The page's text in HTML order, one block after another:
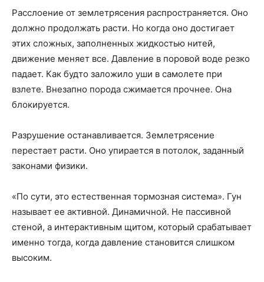
Расслоение от землетрясения распространяется. Оно
должно продолжать расти. Но когда оно достигает
этих сложных, заполненных жидкостью нитей,
движение меняет все. Давление в поровой воде резко
падает. Как будто заложило уши в самолете при
взлете. Внезапно порода сжимается прочнее. Она
блокируется.
Разрушение останавливается. Землетрясение
перестает расти. Оно упирается в потолок, заданный
законами физики.
«По сути, это естественная тормозная система». Гун
называет ее активной. Динамичной. Не пассивной
стеной, а интерактивным щитом, который срабатывает
именно тогда, когда давление становится слишком
высоким.